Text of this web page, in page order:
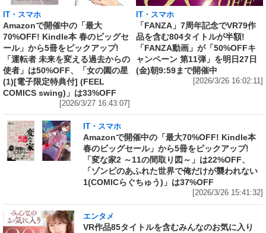
IT・スマホ
Amazonで開催中の「最大
70%OFF! Kindle本 春のビッグセ
ール」から5冊をピックアップ!
「運転者 未来を変える過去からの
使者」は50%OFF、「女の園の星
(1)[電子限定特典付] (FEEL
COMICS swing)」は33%OFF
[2026/3/27 16:43:07]
IT・スマホ
「FANZA」7周年記念でVR79作
品を含む804タイトルが半額!
「FANZA動画」が「50%OFFキ
ャンペーン 第11弾」を明日27日
(金)朝9:59まで開催中
[2026/3/26 16:02:11]
IT・スマホ
Amazonで開催中の「最大70%OFF! Kindle本
春のビッグセール」から5冊をピックアップ!
「変な家2 ～11の間取り図～」は22%OFF、
「ゾンビのあふれた世界で俺だけが襲われない
1(COMICらぐちゅう)」は37%OFF
[2026/3/26 15:41:32]
エンタメ
VR作品85タイトルを含むみんなのお気に入り